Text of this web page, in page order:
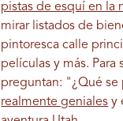
pistas de esquí en la
mirar listados de
pintoresca calle
películas y más.
preguntan: "¿Qué se
realmente geniales y